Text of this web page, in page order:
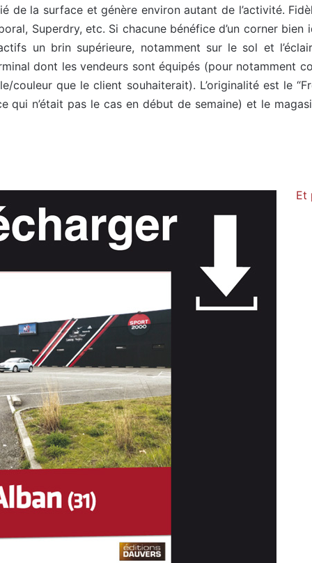
de la surface et génère environ autant de l’activité.
Superdry, etc. Si chacune bénéfice d’un corner bien
un brin supérieure, notamment sur le sol et
dont les vendeurs sont équipés (pour notamment
couleur que le client souhaiterait). L’originalité est le
qui n’était pas le cas en début de semaine) et le
Et